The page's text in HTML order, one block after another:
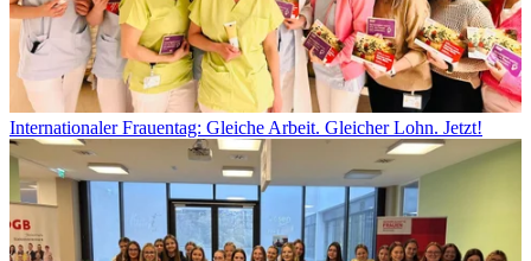
Internationaler Frauentag: Gleiche Arbeit. Gleicher Lohn. Jetzt!